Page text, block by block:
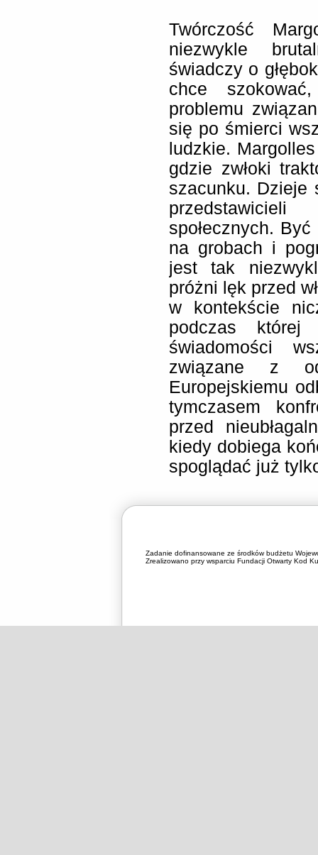
Twórczość
niezwykle
świadczy o
chce
problemu
się po śmierci
ludzkie.
gdzie zwłoki
szacunku. Dzieje
społecznych.
na grobach i
jest tak
próżni lęk przed
w kontekście
podczas
świadomości
związane z
Europejskiemu
tymczasem
przed
kiedy dobiega
spoglądać już
Zadanie dofinansowane ze środków budżetu
Zrealizowano przy wsparciu Fundacji Otwarty Kod